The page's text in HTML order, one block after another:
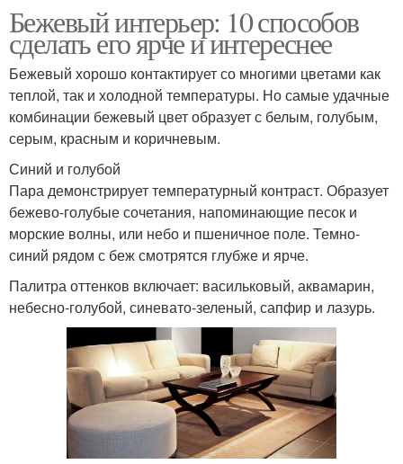
Бежевый интерьер: 10 способов
сделать его ярче и интереснее
Бежевый хорошо контактирует со многими цветами как
теплой, так и холодной температуры. Но самые удачные
комбинации бежевый цвет образует с белым, голубым,
серым, красным и коричневым.
Синий и голубой
Пара демонстрирует температурный контраст. Образует
бежево-голубые сочетания, напоминающие песок и
морские волны, или небо и пшеничное поле. Темно-
синий рядом с беж смотрятся глубже и ярче.
Палитра оттенков включает: васильковый, аквамарин,
небесно-голубой, синевато-зеленый, сапфир и лазурь.